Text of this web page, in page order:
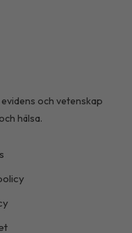
och vetenskap
hälsa.